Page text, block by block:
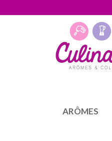
ARÔMES